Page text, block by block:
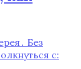
Без
с: